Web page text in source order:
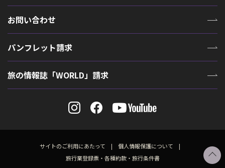
お問い合わせ
パンフレット請求
旅の情報誌「WORLD」請求
サイトのご利用にあたって
個人情報保護について
旅行業登録票・各種約款・旅行条件書